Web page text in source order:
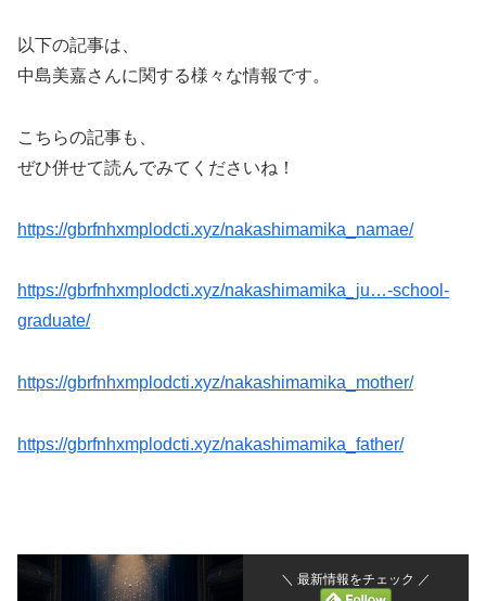
以下の記事は、
中島美嘉さんに関する様々な情報です。
こちらの記事も、
ぜひ併せて読んでみてくださいね！
https://gbrfnhxmplodcti.xyz/nakashimamika_namae/
https://gbrfnhxmplodcti.xyz/nakashimamika_ju…-school-
graduate/
https://gbrfnhxmplodcti.xyz/nakashimamika_mother/
https://gbrfnhxmplodcti.xyz/nakashimamika_father/
＼ 最新情報をチェック ／